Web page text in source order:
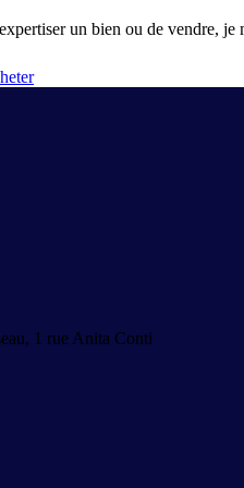
un bien ou de vendre,
1 rue Anita Conti